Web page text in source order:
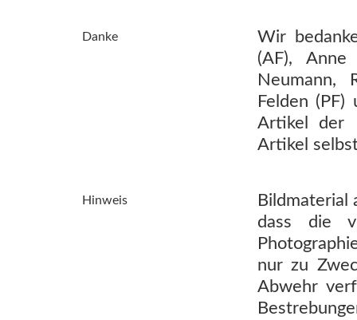
Danke
Wir
(AF), Anne
Neumann,
Felden
Artikel der
Artikel
Hinweis
Bildmaterial
dass die
nur zu
Abwehr